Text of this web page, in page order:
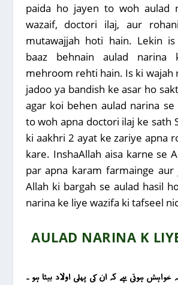
paida ho jayen to woh aulad
wazaif, doctori ilaj, aur
mutawajjah hoti hain. Lekin
baaz behnain aulad
mehroom rehti hain. Is ki wajah
jadoo ya bandish ke asar ho
agar koi behen aulad narina
to woh apna doctori ilaj ke sath
ki aakhri 2 ayat ke zariye apna
kare. InshaAllah aisa karne se
par apna karam farmainge
Allah ki bargah se aulad hasil
narina ke liye wazifa ki tafseel
AULAD NARINA K
ہوتی ہے کہ ان کی پہلی اولاد بیٹا ہو ۔